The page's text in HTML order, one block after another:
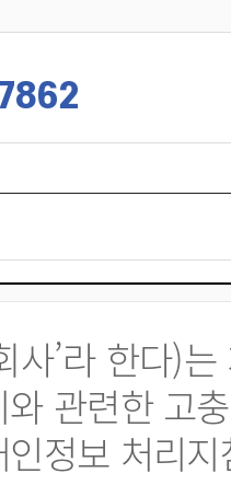
사’라 한다)
관련한 고
정보 처리